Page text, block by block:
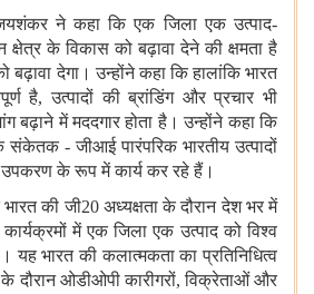
ने कहा कि एक जिला एक उत्‍पाद-
के विकास को बढ़ावा देने की क्षमता है
देगा। उन्होंने कहा कि हालांकि भारत
है, उत्पादों की ब्रांडिंग और प्रचार भी
बढ़ाने में मददगार होता है। उन्होंने कहा कि
- जीआई पारंपरिक भारतीय उत्पादों
उपकरण के रूप में कार्य कर रहे हैं।
की जी20 अध्यक्षता के दौरान देश भर में
में एक जिला एक उत्‍पाद को विश्‍व
यह भारत की कलात्‍मकता का प्रतिनिधित्‍व
दौरान ओडीओपी कारीगरों, विक्रेताओं और